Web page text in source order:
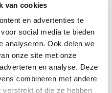
van cookies
en advertenties te
social media te bieden
analyseren. Ook delen we
onze site met onze
en analyse. Deze
combineren met andere
verstrekt of die ze hebben
amber, houtachtig, vanille,
kruidig naar boven.
bloemige geur voor dames.
en bergamot. De
vanillebloem, hyacinth,
De basisnoten
per balsem en labdanum.